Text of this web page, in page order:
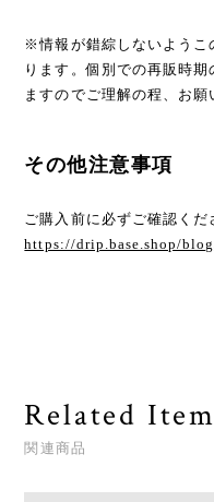
※情報が錯綜しないようこ
ります。個別での再販時
ますのでご理解の程、お願
その他注意事項
ご購入前に必ずご確認くだ
https://drip.base.shop/
Related
関連商品